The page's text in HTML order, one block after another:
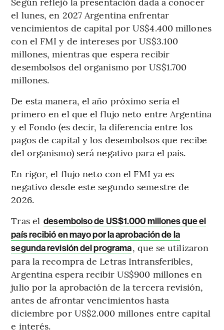
el lunes, en 2027 Argentina enfrentar
vencimientos de capital por US$4.400 millones
con el FMI y de intereses por US$3.100
millones, mientras que espera recibir
desembolsos del organismo por US$1.700
millones.
De esta manera, el año próximo sería el
primero en el que el flujo neto entre Argentina
y el Fondo (es decir, la diferencia entre los
pagos de capital y los desembolsos que recibe
del organismo) será negativo para el país.
En rigor, el flujo neto con el FMI ya es
negativo desde este segundo semestre de
2026.
Tras el desembolso de US$1.000 millones que el
país recibió en mayo por la aprobación de la
segunda revisión del programa, que se utilizaron
para la recompra de Letras Intransferibles,
Argentina espera recibir US$900 millones en
julio por la aprobación de la tercera revisión,
antes de afrontar vencimientos hasta
diciembre por US$2.000 millones entre capital
e interés.